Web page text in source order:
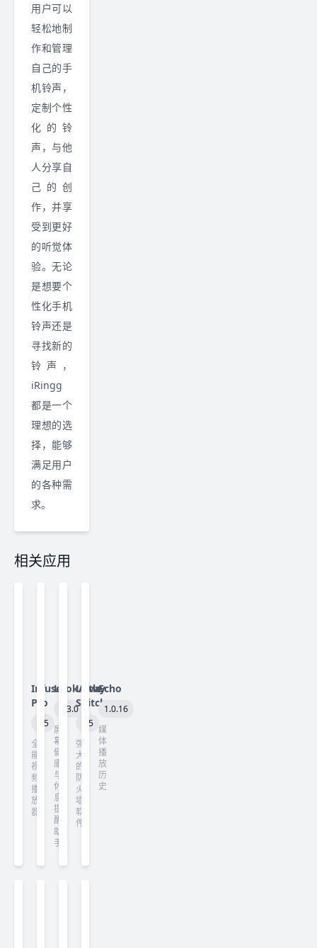
用户可以
轻松地制
作和管理
自己的手
机铃声，
定制个性
化的铃
声，与他
人分享自
己的创
作，并享
受到更好
的听觉体
验。无论
是想要个
性化手机
铃声还是
寻找新的
铃声，
iRingg
都是一个
理想的选
择，能够
满足用户
的各种需
求。
相关应用
Infuse
Pro
8.5
全
能
视
频
播
放
器
LookAway
2.3.0
屏
幕
健
康
与
休
息
提
醒
助
手
Little
Snitch
6.5
强
大
的
防
火
墙
软
件
Echo
1.0.16
媒
体
播
放
历
史